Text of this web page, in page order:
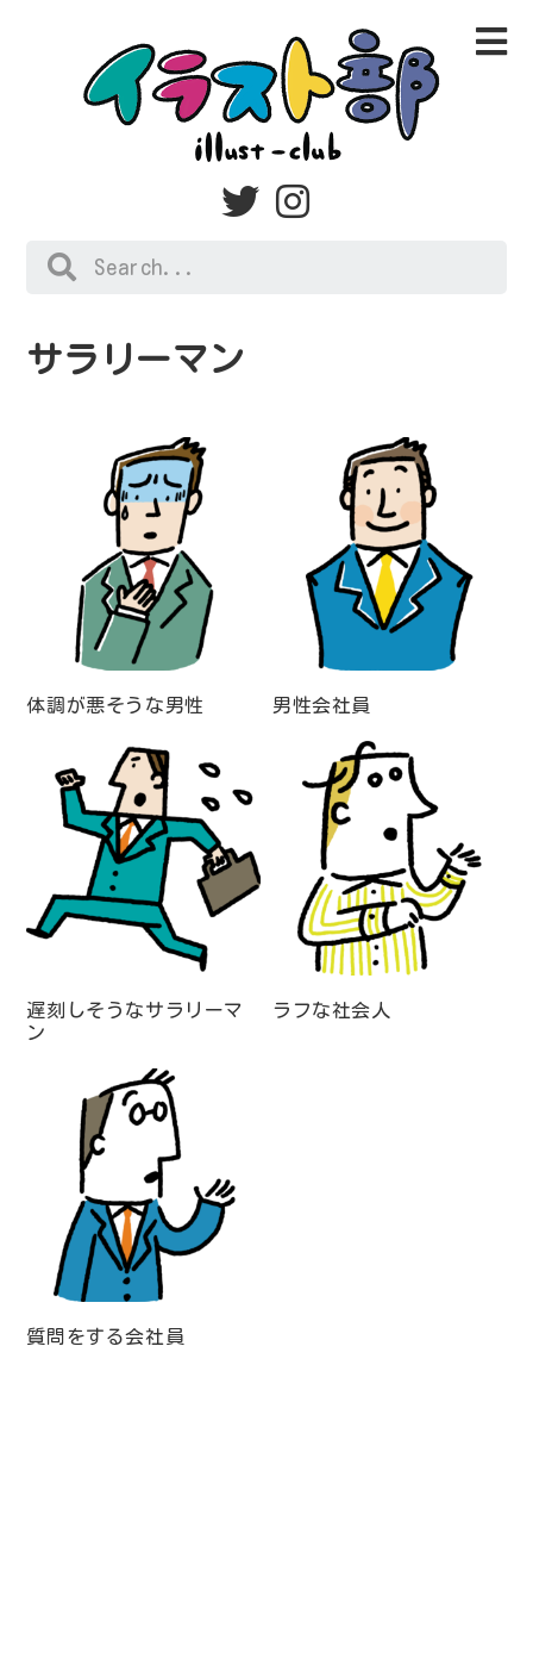
サラリーマン
体調が悪そうな男性 男性会社員
遅刻しそうなサラリーマ
ン
ラフな社会人
質問をする会社員